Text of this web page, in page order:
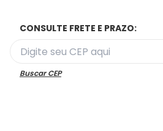
CONSULTE FRETE E PRAZO:
Buscar CEP